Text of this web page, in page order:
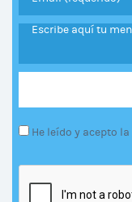
He leído y acepto la